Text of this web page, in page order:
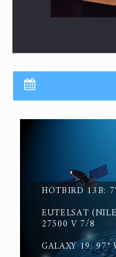
عليه السلام
HOTBIRD 13B:
EUTELSAT
27500 V 7/8
GALAXY 19: